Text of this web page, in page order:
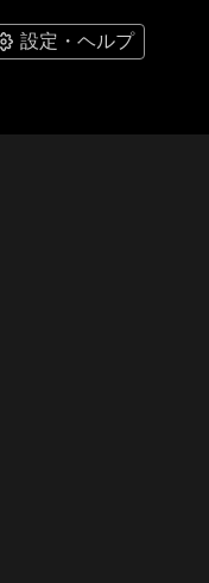
設定・ヘルプ